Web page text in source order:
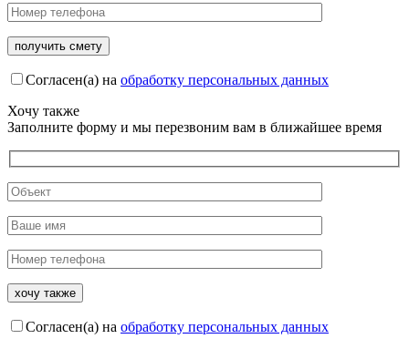
Согласен(а) на обработку персональных данных
Хочу также
Заполните форму и мы перезвоним вам в ближайшее время
Согласен(а) на обработку персональных данных